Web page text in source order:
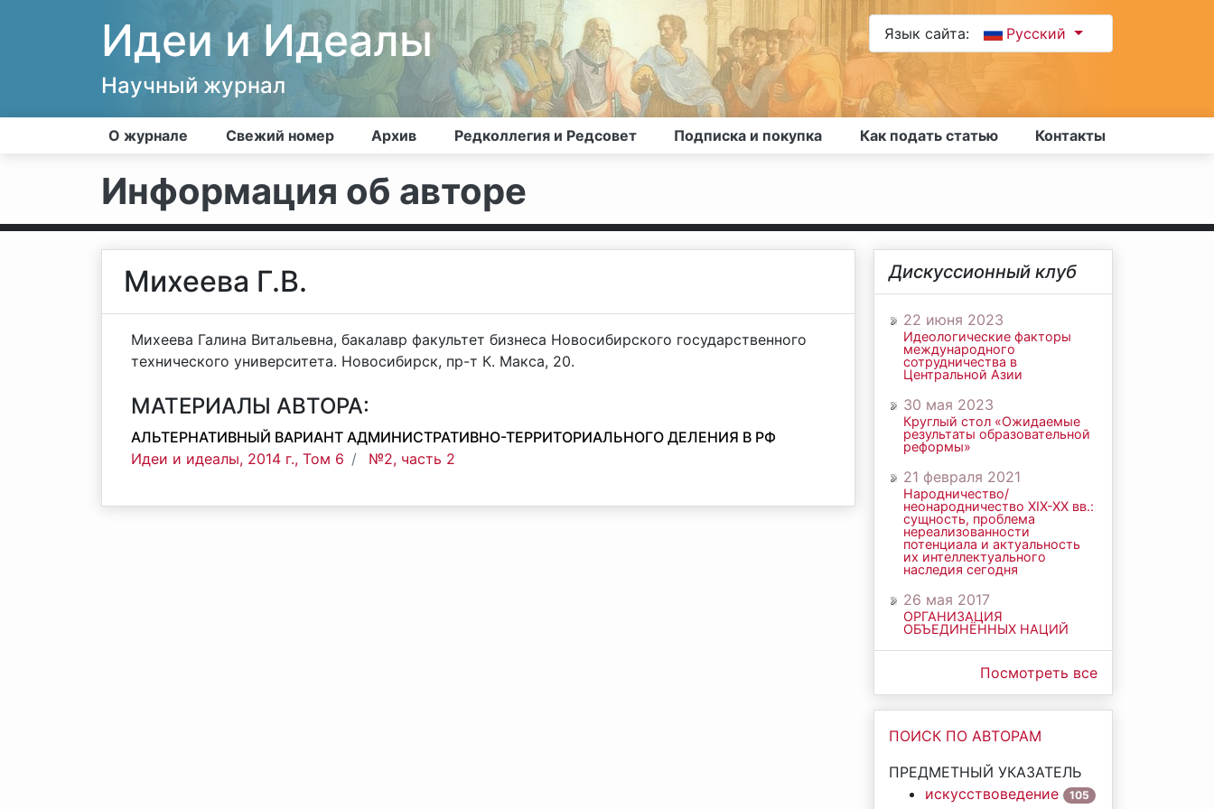
Идеи и Идеалы
Научный журнал
Язык сайта: Русский
О журнале Свежий номер Архив Редколлегия и Редсовет Подписка и покупка Как подать статью Контакты
Информация об авторе
Михеева Г.В.
Михеева Галина Витальевна, бакалавр факультет бизнеса Новосибирского государственного
технического университета. Новосибирск, пр-т К. Макса, 20.
МАТЕРИАЛЫ АВТОРА:
АЛЬТЕРНАТИВНЫЙ ВАРИАНТ АДМИНИСТРАТИВНО-ТЕРРИТОРИАЛЬНОГО ДЕЛЕНИЯ В РФ
Идеи и идеалы, 2014 г., Том 6
№2, часть 2
Дискуссионный клуб
22 июня 2023
Идеологические факторы
международного
сотрудничества в
Центральной Азии
30 мая 2023
Круглый стол «Ожидаемые
результаты образовательной
реформы»
21 февраля 2021
Народничество/
неонародничество ХIХ-ХХ вв.:
сущность, проблема
нереализованности
потенциала и актуальность
их интеллектуального
наследия сегодня
26 мая 2017
ОРГАНИЗАЦИЯ
ОБЪЕДИНЁННЫХ НАЦИЙ
Посмотреть все
ПОИСК ПО АВТОРАМ
ПРЕДМЕТНЫЙ УКАЗАТЕЛЬ
искусствоведение
105